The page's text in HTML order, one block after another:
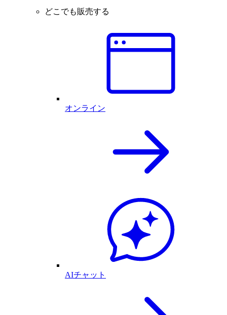
どこでも販売する
オンライン
AIチャット